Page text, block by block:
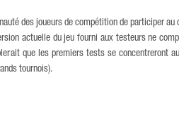
des joueurs de compétition de participer au
actuelle du jeu fourni aux testeurs ne
que les premiers tests se concentreront
tournois).